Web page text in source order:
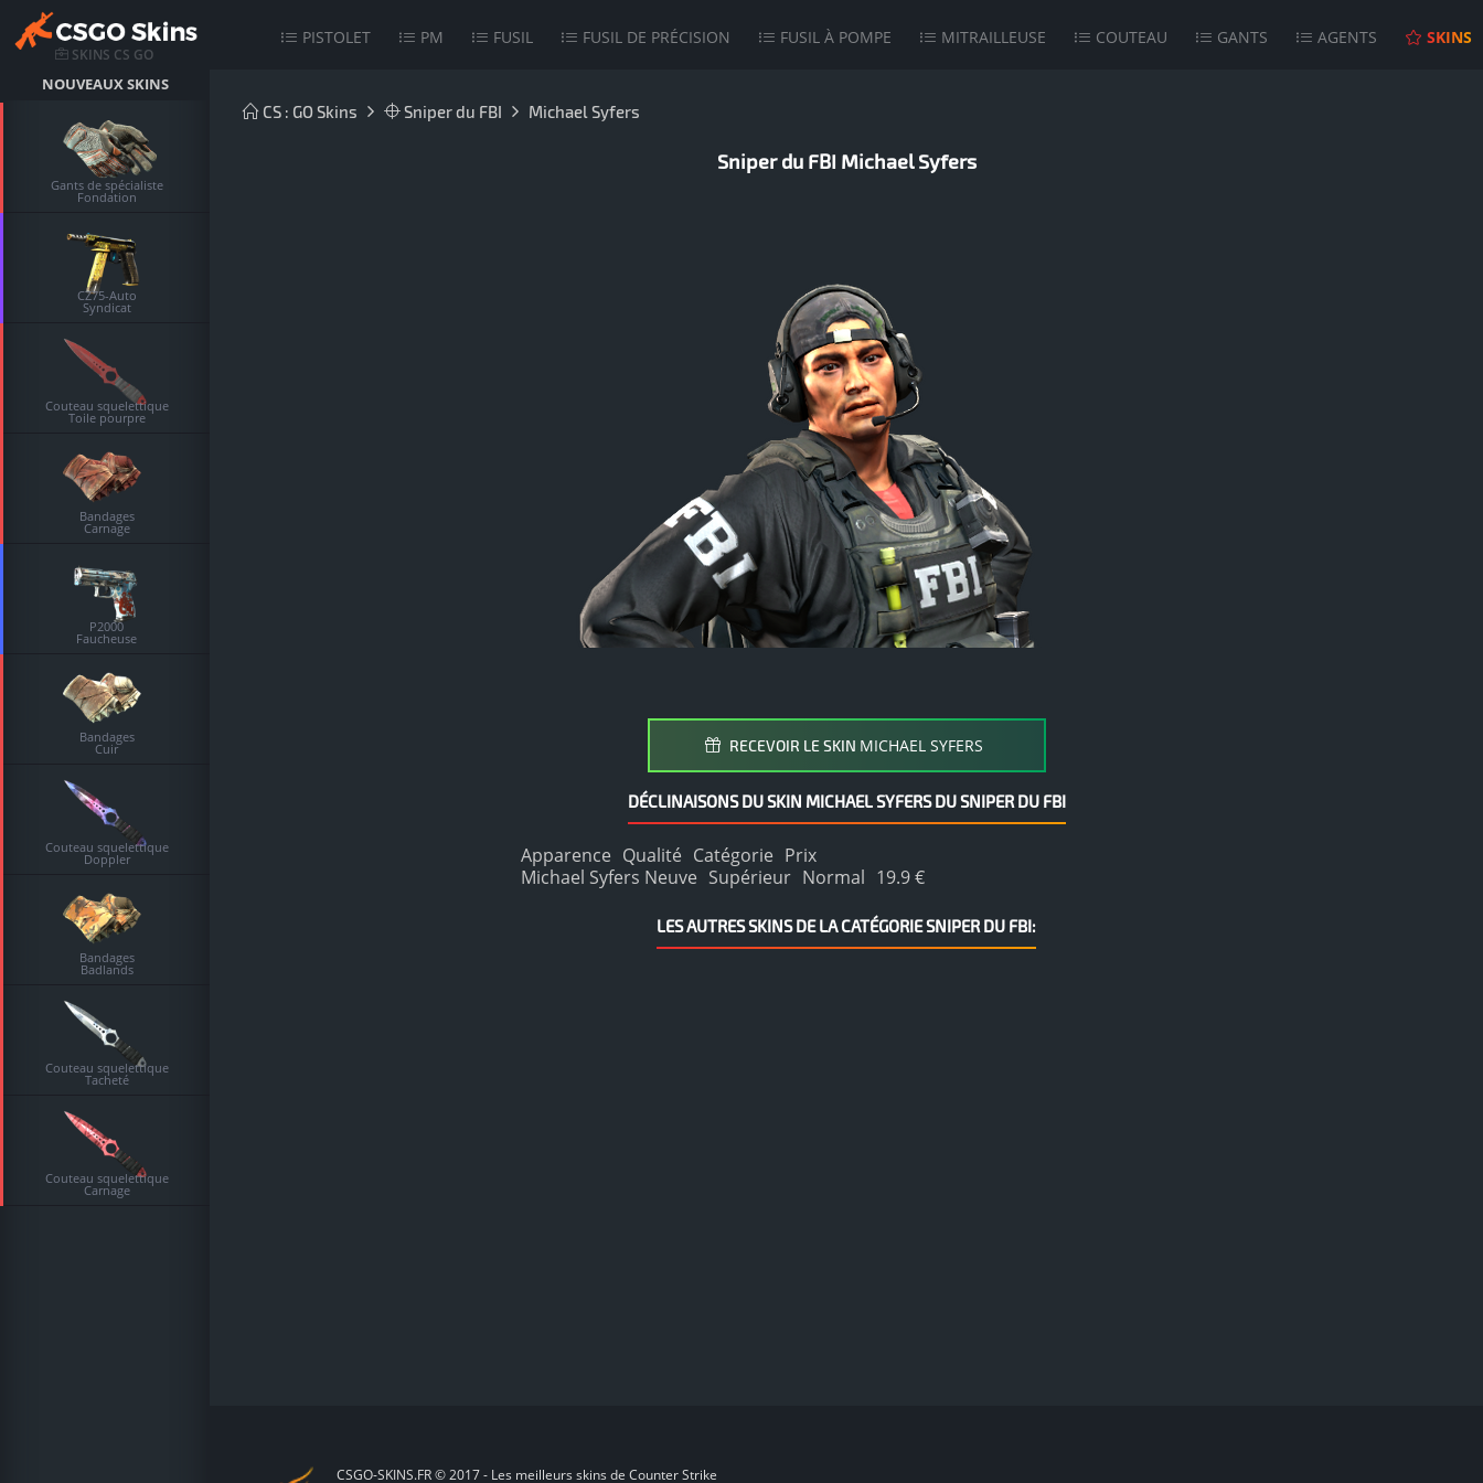
SKINS CS GO
NOUVEAUX SKINS
Gants de spécialiste
Fondation
CZ75-Auto
Syndicat
Couteau squelettique
Toile pourpre
Bandages
Carnage
P2000
Faucheuse
Bandages
Cuir
Couteau squelettique
Doppler
Bandages
Badlands
Couteau squelettique
Tacheté
Couteau squelettique
Carnage
PISTOLET PM FUSIL FUSIL DE PRÉCISION FUSIL À POMPE MITRAILLEUSE COUTEAU GANTS AGENTS SKINS
CS : GO Skins Sniper du FBI Michael Syfers
Sniper du FBI Michael Syfers
RECEVOIR LE SKIN MICHAEL SYFERS
DÉCLINAISONS DU SKIN MICHAEL SYFERS DU SNIPER DU FBI
Apparence Qualité Catégorie Prix
Michael Syfers Neuve Supérieur Normal 19.9 €
LES AUTRES SKINS DE LA CATÉGORIE SNIPER DU FBI:
CSGO-SKINS.FR © 2017 - Les meilleurs skins de Counter Strike